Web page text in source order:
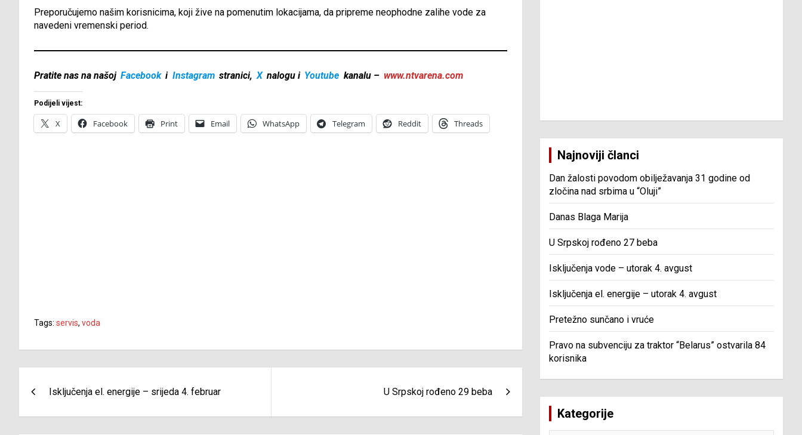
Preporučujemo našim korisnicima, koji žive na pomenutim lokacijama, da pripreme neophodne zalihe vode za
navedeni vremenski period.
Pratite nas na našoj Facebook i Instagram stranici, X nalogu i Youtube kanalu – www.ntvarena.com
Podijeli vijest:
X Facebook Print Email WhatsApp Telegram Reddit Threads
Tags: servis, voda
članaka
Isključenja el. energije – srijeda 4. februar U Srpskoj rođeno 29 beba
Najnoviji članci
Dan žalosti povodom obilježavanja 31 godine od
zločina nad srbima u “Oluji”
Danas Blaga Marija
U Srpskoj rođeno 27 beba
Isključenja vode – utorak 4. avgust
Isključenja el. energije – utorak 4. avgust
Pretežno sunčano i vruće
Pravo na subvenciju za traktor “Belarus” ostvarila 84
korisnika
Kategorije